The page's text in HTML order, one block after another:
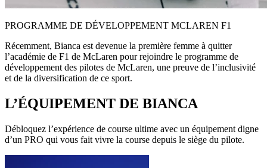
PROGRAMME DE DÉVELOPPEMENT MCLAREN F1
Récemment, Bianca est devenue la première femme à quitter
l’académie de F1 de McLaren pour rejoindre le programme de
développement des pilotes de McLaren, une preuve de l’inclusivité
et de la diversification de ce sport.
L’ÉQUIPEMENT DE BIANCA
Débloquez l’expérience de course ultime avec un équipement digne
d’un PRO qui vous fait vivre la course depuis le siège du pilote.